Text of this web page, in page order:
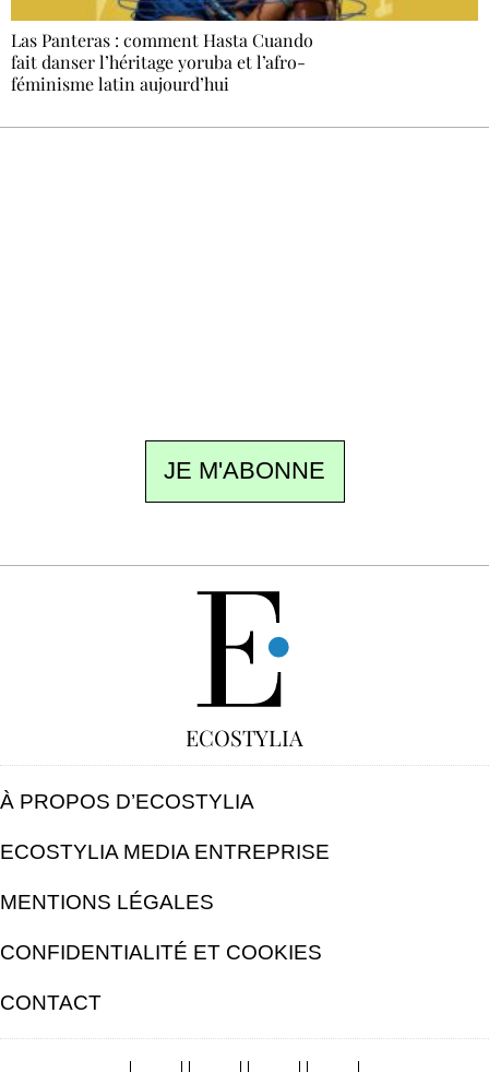
Las Panteras : comment Hasta Cuando
fait danser l’héritage yoruba et l’afro-
féminisme latin aujourd’hui
JE M'ABONNE
ECOSTYLIA
À PROPOS D’ECOSTYLIA
ECOSTYLIA MEDIA ENTREPRISE
MENTIONS LÉGALES
CONFIDENTIALITÉ ET COOKIES
CONTACT